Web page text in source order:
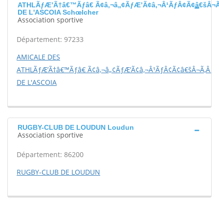
ATHLÃƒÆ’Ã†â€™Ãƒâ€
DE L'ASCOIA Schœlcher
Association sportive
Département: 97233
AMICALE DES
ATHLÃƒÆ’Ã†â€™Ãƒâ€ Ã¢â‚¬â„¢ÃƒÆ’Ã¢â‚¬Â¹ÃƒÂ¢Ã¢â€šÂ¬Ã‚Â
DE L'ASCOIA
RUGBY-CLUB DE LOUDUN Loudun
Association sportive
Département: 86200
RUGBY-CLUB DE LOUDUN